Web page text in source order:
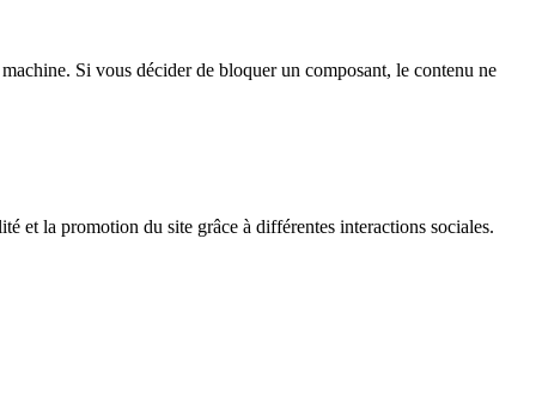
Si vous décider de bloquer un composant, le contenu ne
et la promotion du site grâce à différentes interactions sociales.